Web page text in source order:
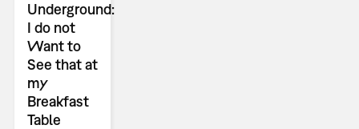
Underground:
I do not
Want to
See that at
my
Breakfast
Table